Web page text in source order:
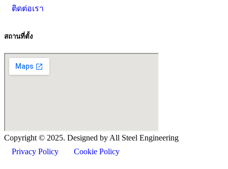
ติดต่อเรา
สถานที่ตั้ง
Copyright © 2025. Designed by All Steel Engineering
Privacy Policy
Cookie Policy